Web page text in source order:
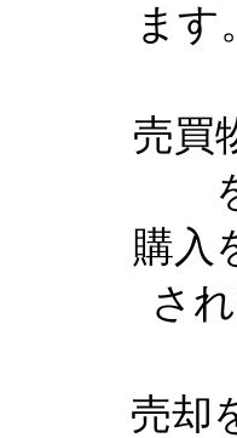
ます
売買
購入
さ
売却